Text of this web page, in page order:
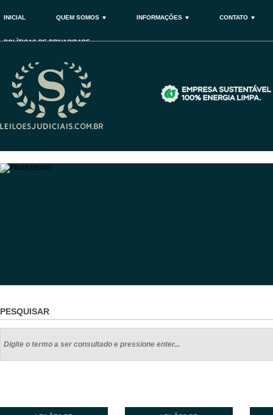
INICIAL QUEM SOMOS INFORMAÇÕES CONTATO
POLÍTICAS DE PRIVACIDADE
PESQUISAR